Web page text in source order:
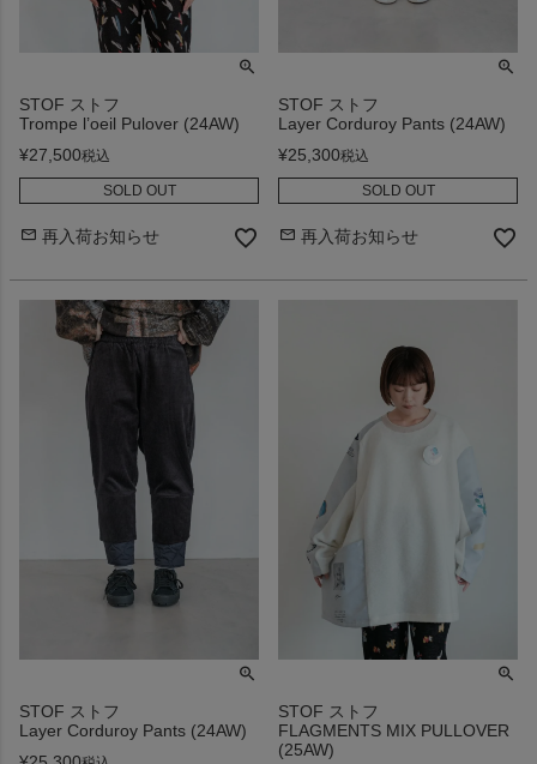
STOF ストフ
Trompe l’oeil Pulover (24AW)
¥27,500税込
SOLD OUT
再入荷お知らせ
STOF ストフ
Layer Corduroy Pants (24AW)
¥25,300税込
SOLD OUT
再入荷お知らせ
STOF ストフ
Layer Corduroy Pants (24AW)
STOF ストフ
FLAGMENTS MIX PULLOVER
(25AW)